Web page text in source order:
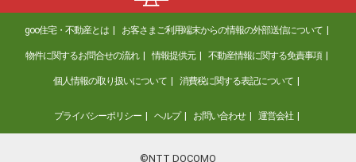
goo住宅・不動産とは お客さまご利用端末からの情報の外部送信について
物件に関するお問合せの流れ 情報提供元 不動産情報に関する免責事項
個人情報の取り扱いについて 消費税に関する表記について
プライバシーポリシー ヘルプ お問い合わせ 運営会社
©NTT DOCOMO